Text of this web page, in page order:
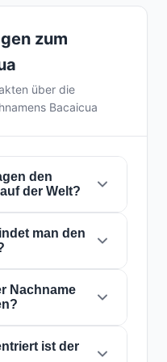
zum
über die
Bacaicua
den
der Welt?
24 Personen
Personenauf
trägt. Er ist in
globale
man den
in2 Ländern
klassifiziert ihn
Reichweite.
weist auf
Nachname
am häufigsten in
ist der